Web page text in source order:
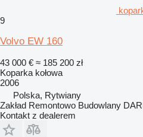
9
Volvo EW 160
43 000 € ≈ 185 200 zł
Koparka kołowa
2006
Polska, Rytwiany
Zakład Remontowo Budowlany
Kontakt z dealerem